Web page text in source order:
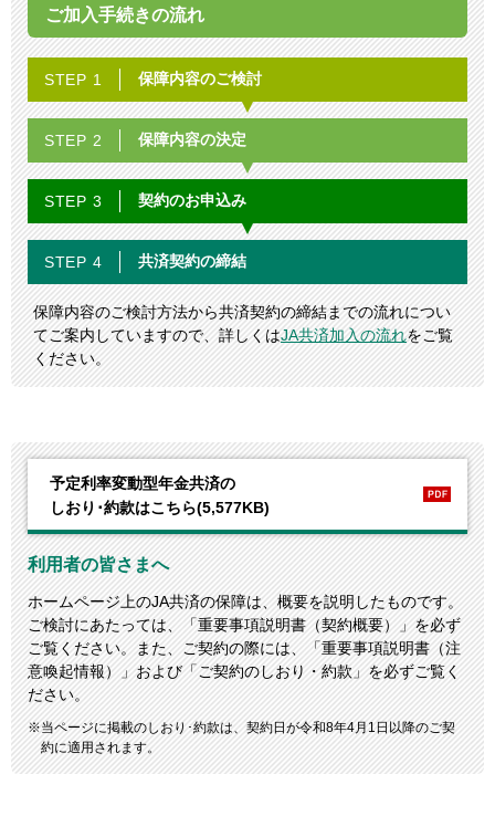
ご加入手続きの流れ
STEP 1 保障内容のご検討
STEP 2 保障内容の決定
STEP 3 契約のお申込み
STEP 4 共済契約の締結
保障内容のご検討方法から共済契約の締結までの流れについ
てご案内していますので、詳しくはJA共済加入の流れをご覧
ください。
予定利率変動型年金共済の
しおり･約款はこちら(5,577KB)
利用者の皆さまへ
ホームページ上のJA共済の保障は、概要を説明したものです。
ご検討にあたっては、「重要事項説明書（契約概要）」を必ず
ご覧ください。また、ご契約の際には、「重要事項説明書（注
意喚起情報）」および「ご契約のしおり・約款」を必ずご覧く
ださい。
当ページに掲載のしおり･約款は、契約日が令和8年4月1日以降のご契
約に適用されます。